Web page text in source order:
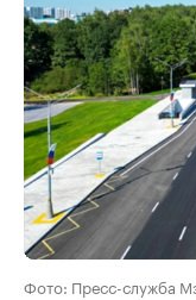
Фото: Пресс-служба